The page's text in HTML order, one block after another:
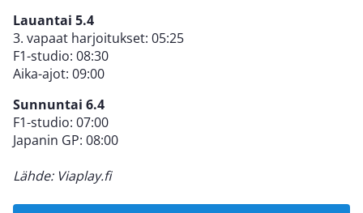
Lauantai 5.4
3. vapaat harjoitukset: 05:25
F1-studio: 08:30
Aika-ajot: 09:00
Sunnuntai 6.4
F1-studio: 07:00
Japanin GP: 08:00
Lähde: Viaplay.fi